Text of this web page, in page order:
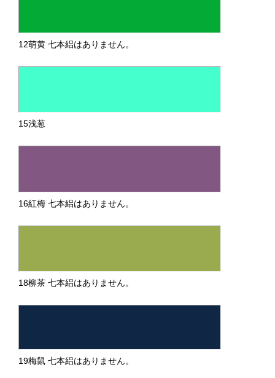
12萌黄 七本絽はありません。
15浅葱
16紅梅 七本絽はありません。
18柳茶 七本絽はありません。
19梅鼠 七本絽はありません。